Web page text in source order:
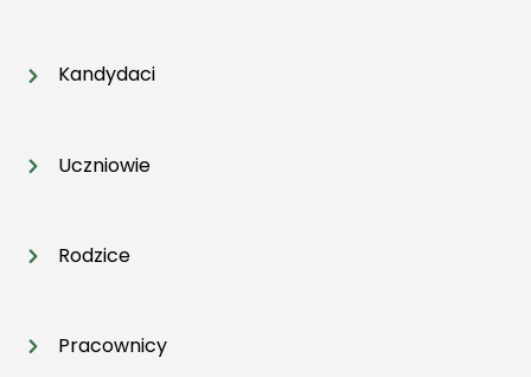
Kandydaci
Uczniowie
Rodzice
Pracownicy